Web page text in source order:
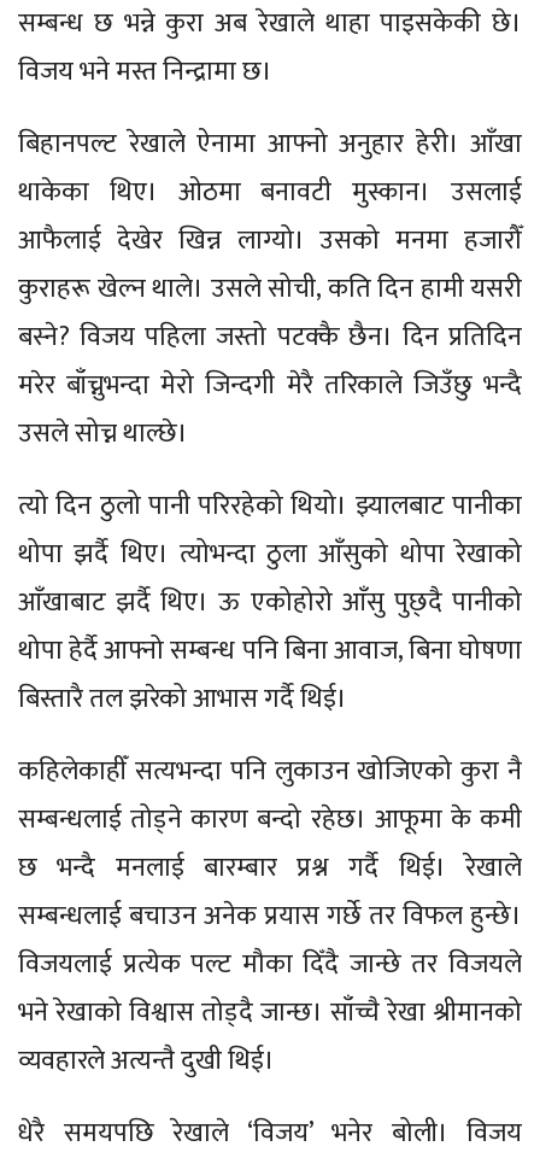
सम्बन्ध छ भन्ने कुरा अब रेखाले थाहा पाइसकेकी छे।
विजय भने मस्त निन्द्रामा छ।
बिहानपल्ट रेखाले ऐनामा आफ्नो अनुहार हेरी। आँखा
थाकेका थिए। ओठमा बनावटी मुस्कान। उसलाई
आफैलाई देखेर खिन्न लाग्यो। उसको मनमा हजारौँ
कुराहरू खेल्न थाले। उसले सोची, कति दिन हामी यसरी
बस्ने? विजय पहिला जस्तो पटक्कै छैन। दिन प्रतिदिन
मरेर बाँच्नुभन्दा मेरो जिन्दगी मेरै तरिकाले जिउँछु भन्दै
उसले सोच्न थाल्छे।
त्यो दिन ठुलो पानी परिरहेको थियो। झ्यालबाट पानीका
थोपा झर्दै थिए। त्योभन्दा ठुला आँसुको थोपा रेखाको
आँखाबाट झर्दै थिए। ऊ एकोहोरो आँसु पुछ्दै पानीको
थोपा हेर्दै आफ्नो सम्बन्ध पनि बिना आवाज, बिना घोषणा
बिस्तारै तल झरेको आभास गर्दै थिई।
कहिलेकाहीँ सत्यभन्दा पनि लुकाउन खोजिएको कुरा नै
सम्बन्धलाई तोड्ने कारण बन्दो रहेछ। आफूमा के कमी
छ भन्दै मनलाई बारम्बार प्रश्न गर्दै थिई। रेखाले
सम्बन्धलाई बचाउन अनेक प्रयास गर्छे तर विफल हुन्छे।
विजयलाई प्रत्येक पल्ट मौका दिँदै जान्छे तर विजयले
भने रेखाको विश्वास तोड्दै जान्छ। साँच्चै रेखा श्रीमानको
व्यवहारले अत्यन्तै दुखी थिई।
धेरै समयपछि रेखाले ‘विजय’ भनेर बोली। विजय